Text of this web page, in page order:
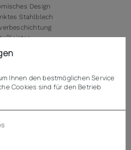
Design
Stahlblech
Ihnen den bestmöglichen Service
Cookies sind für den Betrieb